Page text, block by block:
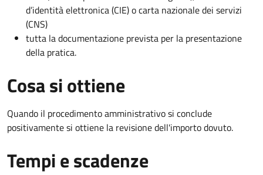
d’identità elettronica (CIE) o carta nazionale dei servizi
(CNS)
tutta la documentazione prevista per la presentazione
della pratica.
Cosa si ottiene
Quando il procedimento amministrativo si conclude
positivamente si ottiene la revisione dell'importo dovuto.
Tempi e scadenze